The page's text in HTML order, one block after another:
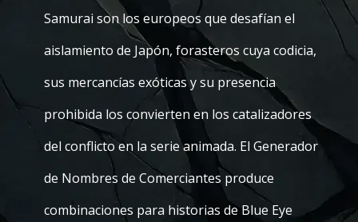
Samurai son los europeos que desafían el
aislamiento de Japón, forasteros cuya codicia,
sus mercancías exóticas y su presencia
prohibida los convierten en los catalizadores
del conflicto en la serie animada. El Generador
de Nombres de Comerciantes produce
combinaciones para historias de Blue Eye